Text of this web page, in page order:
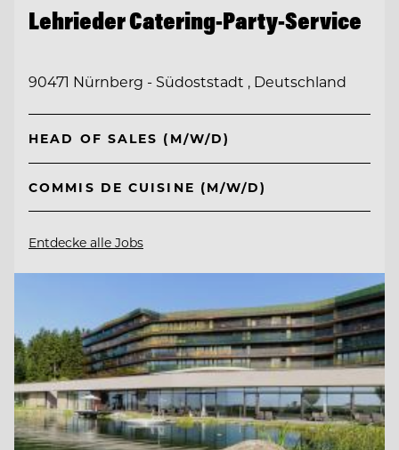
Lehrieder Catering-Party-Service
90471 Nürnberg - Südoststadt , Deutschland
HEAD OF SALES (M/W/D)
COMMIS DE CUISINE (M/W/D)
Entdecke alle Jobs